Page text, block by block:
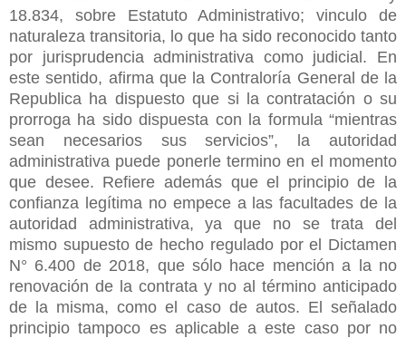
18.834, sobre Estatuto Administrativo; vinculo de
naturaleza transitoria, lo que ha sido reconocido tanto
por jurisprudencia administrativa como judicial. En
este sentido, afirma que la Contraloría General de la
Republica ha dispuesto que si la contratación o su
prorroga ha sido dispuesta con la formula “mientras
sean necesarios sus servicios”, la autoridad
administrativa puede ponerle termino en el momento
que desee. Refiere además que el principio de la
confianza legítima no empece a las facultades de la
autoridad administrativa, ya que no se trata del
mismo supuesto de hecho regulado por el Dictamen
N° 6.400 de 2018, que sólo hace mención a la no
renovación de la contrata y no al término anticipado
de la misma, como el caso de autos. El señalado
principio tampoco es aplicable a este caso por no